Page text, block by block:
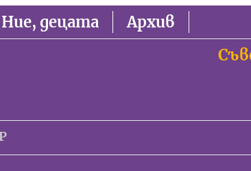
Ние, децата
Архив